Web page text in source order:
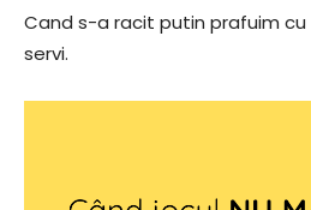
Cand s-a racit putin prafuim
servi.